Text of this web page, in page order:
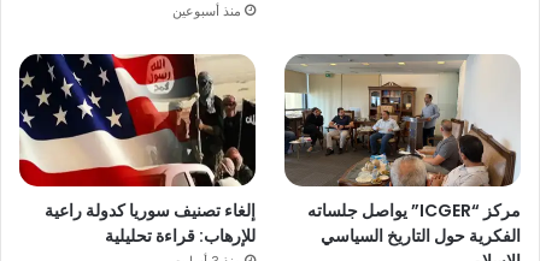
منذ أسبوعين
مركز “ICGER” يواصل جلساته
الفكرية حول التاريخ السياسي
إلغاء تصنيف سوريا كدولة راعية
للإرهاب: قراءة تحليلية